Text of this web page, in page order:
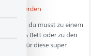
sein – du musst zu einem
oder ins Bett oder zu den
Danke für diese super